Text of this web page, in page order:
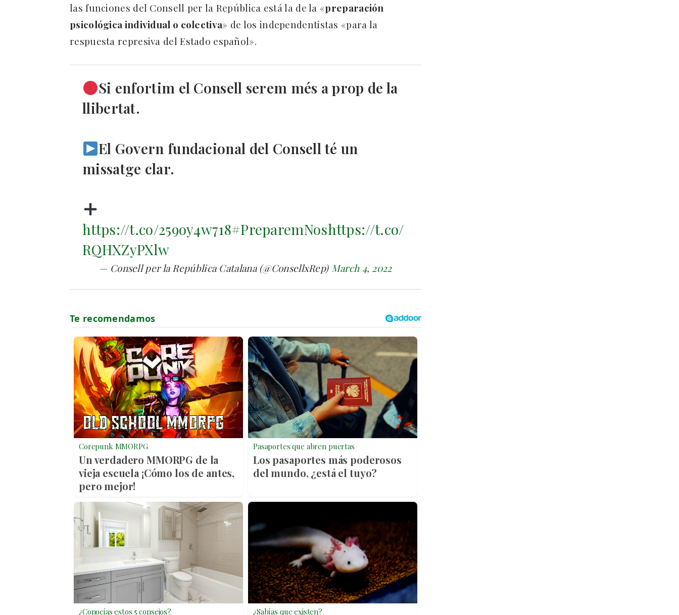
las funciones del Consell per la República está la de la «preparación
psicológica individual o colectiva» de los independentistas «para la
respuesta represiva del Estado español».
Si enfortim el Consell serem més a prop de la
llibertat.
El Govern fundacional del Consell té un
missatge clar.
https://t.co/259oy4w718#PreparemNoshttps://t.co/
RQHXZyPXlw
— Consell per la República Catalana (@ConsellxRep) March 4, 2022
Corepunk MMORPG
Un verdadero MMORPG de la
vieja escuela ¡Cómo los de antes,
pero mejor!
Pasaportes que abren puertas
Los pasaportes más poderosos
del mundo, ¿está el tuyo?
¿Conocías estos 5 consejos? ¿Sabías que existen?